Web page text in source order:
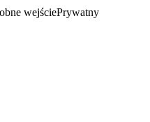
wejściePrywatny